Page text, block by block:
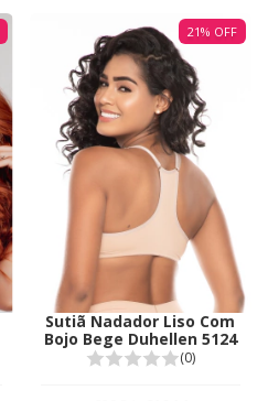
21% OFF
Sutiã Nadador Liso Com
Bojo Bege Duhellen 5124
(0)